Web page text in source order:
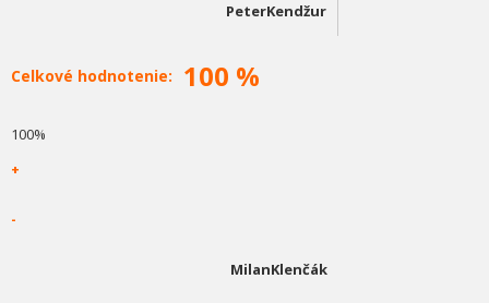
PeterKendžur
Celkové hodnotenie: 100 %
100%
+
-
MilanKlenčák